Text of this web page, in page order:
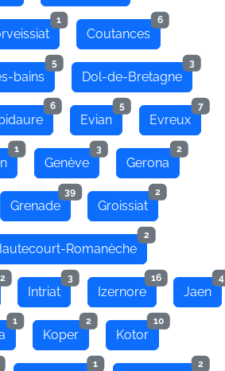
1
Coutances
6
bains
5
Dol-de-Bretagne
3
6
Evian
5
Evreux
7
1
Genève
3
Gerona
2
Grenade
39
Groissiat
2
Romanèche
2
Intriat
3
Izernore
16
Jaen
4
1
Koper
2
Kotor
10
1 2